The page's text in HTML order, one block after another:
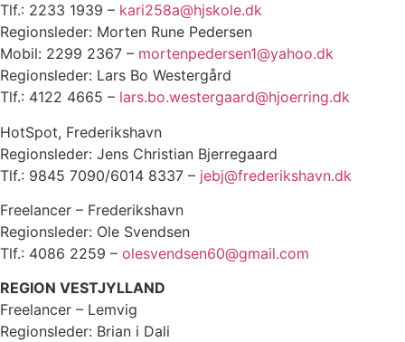
Tlf.: 2233 1939 – kari258a@hjskole.dk
Regionsleder: Morten Rune Pedersen
Mobil: 2299 2367 – mortenpedersen1@yahoo.dk
Regionsleder: Lars Bo Westergård
Tlf.: 4122 4665 – lars.bo.westergaard@hjoerring.dk
HotSpot, Frederikshavn
Regionsleder: Jens Christian Bjerregaard
Tlf.: 9845 7090/6014 8337 – jebj@frederikshavn.dk
Freelancer – Frederikshavn
Regionsleder: Ole Svendsen
Tlf.: 4086 2259 – olesvendsen60@gmail.com
REGION VESTJYLLAND
Freelancer – Lemvig
Regionsleder: Brian i Dali